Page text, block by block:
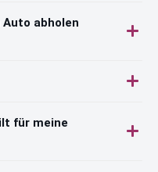
abholen
für meine